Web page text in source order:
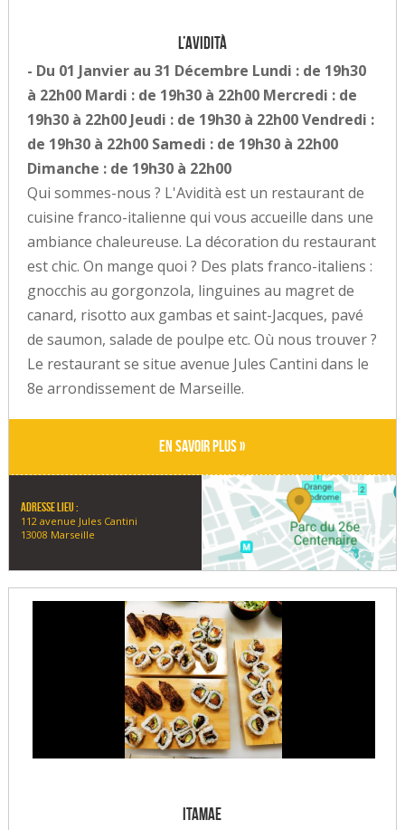
L’Avidità
- Du 01 Janvier au 31 Décembre Lundi : de 19h30
à 22h00 Mardi : de 19h30 à 22h00 Mercredi : de
19h30 à 22h00 Jeudi : de 19h30 à 22h00 Vendredi :
de 19h30 à 22h00 Samedi : de 19h30 à 22h00
Dimanche : de 19h30 à 22h00
Qui sommes-nous ? L'Avidità est un restaurant de
cuisine franco-italienne qui vous accueille dans une
ambiance chaleureuse. La décoration du restaurant
est chic. On mange quoi ? Des plats franco-italiens :
gnocchis au gorgonzola, linguines au magret de
canard, risotto aux gambas et saint-Jacques, pavé
de saumon, salade de poulpe etc. Où nous trouver ?
Le restaurant se situe avenue Jules Cantini dans le
8e arrondissement de Marseille.
En savoir plus »
Adresse lieu :
112 avenue Jules Cantini
13008 Marseille
Itamae